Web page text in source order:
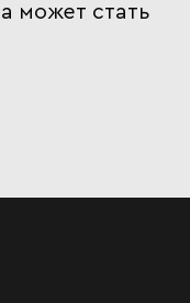
может стать